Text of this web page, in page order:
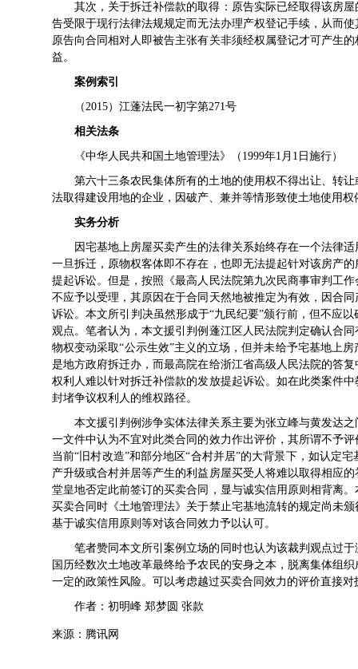
其次，关于拆迁补偿款的取得：原告实际已经取得该房
告受限于现行法律法规规定而无法办理产权登记手续，从而
原告向合同相对人即被告主张有关非须经权属登记才可产生
益。
案例索引
（2015）江蓬法民一初字第271号
相关法条
《中华人民共和国土地管理法》（1999年1月1日施行）
第六十三条农民集体所有的土地的使用权不得出让、转
法取得建设用地的企业，因破产、兼并等情形致使土地使用
实务分析
因宅基地上房屋买卖产生的法律关系始终存在一个法律
一旦拆迁，原物权客体即不存在，也即无法提起针对该房产
提起诉讼。但是，按照《最高人民法院第九次民商事审判工
不应予以受理，其原因在于合同天然地被推定为有效，因合
诉讼。本文所引判决虽然形成于“九民纪要”颁行前，但不应
观点。笔者认为，本文援引判例蓬江区人民法院判定确认合
物权变动采取“公示生效”主义的立场，但并未给予宅基地上
是地方政府拆迁办，而最高院在给浙江省高级人民法院的答
权利人难以针对拆迁补偿款的发放提起诉讼。如在此类案件
封堵争议权利人的维权路径。
本文援引判例涉争实体法律关系主要为张立峰与黄发达
一文件中认为不宜对此类合同的效力作出评价，其所谓不予
当前“旧村改造”和部分地区“合村并居”的大背景下，如认定
产升级或合村并居等产生的利益房屋买受人将难以取得相应
堂皇地否定此前签订的买卖合同，显与诚实信用原则相背离
买卖合同时《土地管理法》关于禁止宅基地流转的规定尚未
基于诚实信用原则等对该合同效力予以认可。
笔者赞同本文所引案例立场的同时也认为该裁判观点过
国历经数次土地改革最终给予农民的安身之本，脱离集体组
一定的政策性风险。可以考虑越过买卖合同效力的评价直接
作者：初明峰 郑梦圆 张款
来源：腾讯网